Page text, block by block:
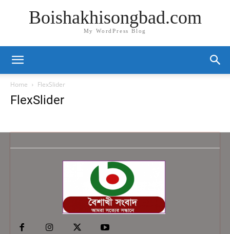
Boishakhisongbad.com
My WordPress Blog
Home FlexSlider
FlexSlider